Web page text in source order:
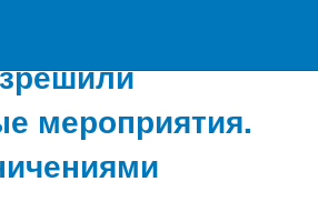
мероприятия.